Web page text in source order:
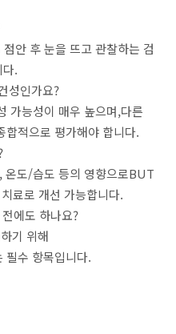
안 후 눈을 뜨고 관찰하는 검
.
성인가요?
가능성이 매우 높으며,다른
합적으로 평가해야 합니다.
온도/습도 등의 영향으로BUT
료로 개선 가능합니다.
에도 하나요?
기 위해
수 항목입니다.